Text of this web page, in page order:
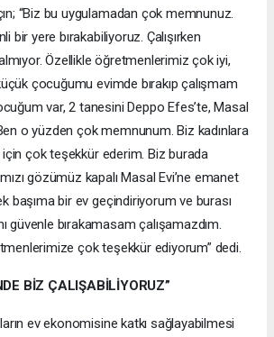
“Biz bu uygulamadan çok memnunuz.
bir yere bırakabiliyoruz. Çalışırken
Özellikle öğretmenlerimiz çok iyi,
çocuğumu evimde bırakıp çalışmam
var, 2 tanesini Deppo Efes’te, Masal
o yüzden çok memnunum. Biz kadınlara
için çok teşekkür ederim. Biz burada
gözümüz kapalı Masal Evi’ne emanet
başıma bir ev geçindiriyorum ve burası
güvenle bırakamasam çalışamazdım.
çok teşekkür ediyorum” dedi.
BİZ ÇALIŞABİLİYORUZ”
ev ekonomisine katkı sağlayabilmesi